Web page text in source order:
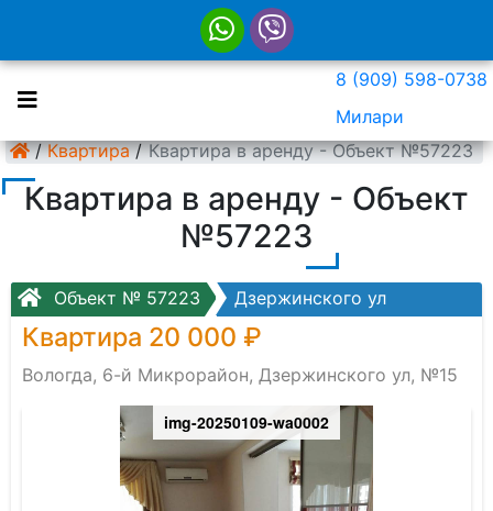
8 (909) 598-0738
Милари
/ Квартира / Квартира в аренду - Объект №57223
Квартира в аренду - Объект
№57223
Объект № 57223 Дзержинского ул
Квартира 20 000 ₽
Вологда, 6-й Микрорайон, Дзержинского ул, №15
img-20250109-wa0002